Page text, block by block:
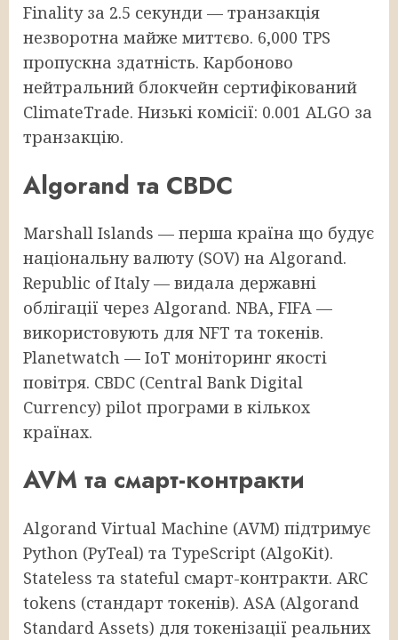
Finality за 2.5 секунди — транзакція
незворотна майже миттєво. 6,000 TPS
пропускна здатність. Карбоново
нейтральний блокчейн сертифікований
ClimateTrade. Низькі комісії: 0.001 ALGO за
транзакцію.
Algorand та CBDC
Marshall Islands — перша країна що будує
національну валюту (SOV) на Algorand.
Republic of Italy — видала державні
облігації через Algorand. NBA, FIFA —
використовують для NFT та токенів.
Planetwatch — IoT моніторинг якості
повітря. CBDC (Central Bank Digital
Currency) pilot програми в кількох
країнах.
AVM та смарт-контракти
Algorand Virtual Machine (AVM) підтримує
Python (PyTeal) та TypeScript (AlgoKit).
Stateless та stateful смарт-контракти. ARC
tokens (стандарт токенів). ASA (Algorand
Standard Assets) для токенізації реальних